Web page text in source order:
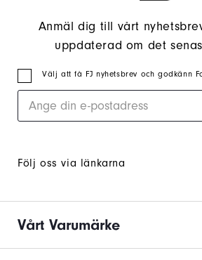
Anmäl dig till vårt
uppdaterad om det
Välj att få FJ nyhetsbrev och godkänn
Följ oss via länkarna
Vårt Varumärke